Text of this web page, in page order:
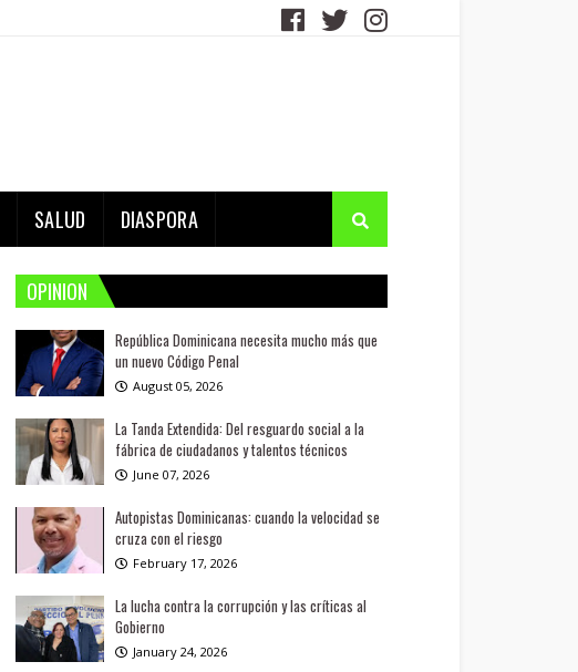
SALUD DIASPORA
OPINION
República Dominicana necesita mucho más que
un nuevo Código Penal
August 05, 2026
La Tanda Extendida: Del resguardo social a la
fábrica de ciudadanos y talentos técnicos
June 07, 2026
Autopistas Dominicanas: cuando la velocidad se
cruza con el riesgo
February 17, 2026
La lucha contra la corrupción y las críticas al
Gobierno
January 24, 2026